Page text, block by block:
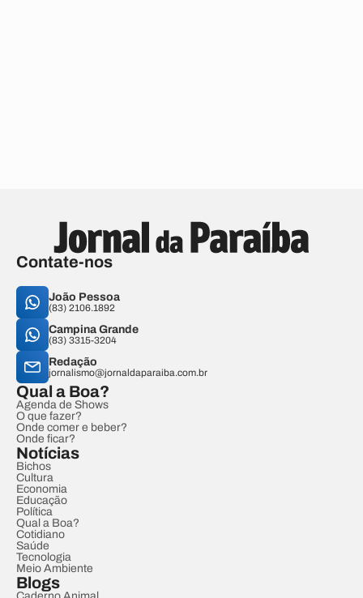
Contate-nos
João Pessoa
(83) 2106.1892
Campina Grande
(83) 3315-3204
Redação
jornalismo@jornaldaparaiba.com.br
Qual a Boa?
Agenda de Shows
O que fazer?
Onde comer e beber?
Onde ficar?
Notícias
Bichos
Cultura
Economia
Educação
Política
Qual a Boa?
Cotidiano
Saúde
Tecnologia
Meio Ambiente
Blogs